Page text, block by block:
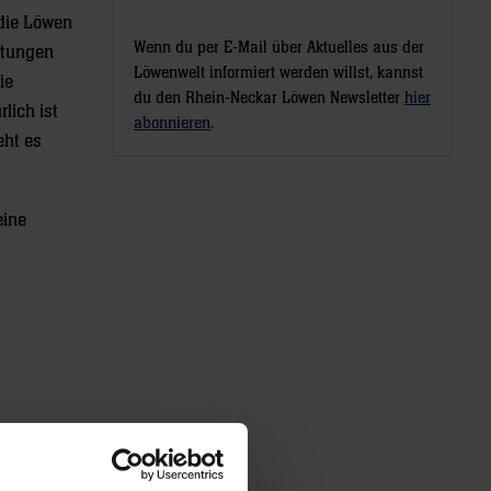
Löwen
ist
es
Wenn du per E-Mail über Aktuelles aus der
Löwenwelt informiert werden willst, kannst
du den Rhein-Neckar Löwen Newsletter hier
abonnieren.